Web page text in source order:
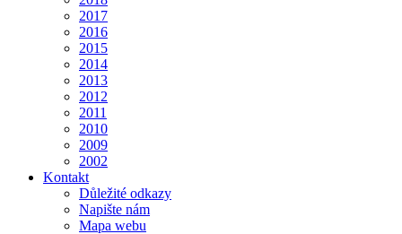
2017
2016
2015
2014
2013
2012
2011
2010
2009
2002
Kontakt
Důležité odkazy
Napište nám
Mapa webu